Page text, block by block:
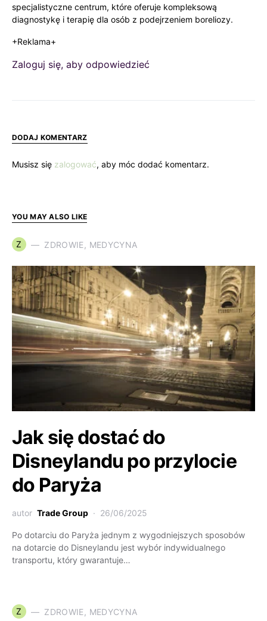
specjalistyczne centrum, które oferuje kompleksową
diagnostykę i terapię dla osób z podejrzeniem boreliozy.
+Reklama+
Zaloguj się, aby odpowiedzieć
DODAJ KOMENTARZ
Musisz się zalogować, aby móc dodać komentarz.
YOU MAY ALSO LIKE
Z ZDROWIE, MEDYCYNA
Jak się dostać do
Disneylandu po przylocie
do Paryża
autor Trade Group 26/06/2025
Po dotarciu do Paryża jednym z wygodniejszych sposobów
na dotarcie do Disneylandu jest wybór indywidualnego
transportu, który gwarantuje…
Z ZDROWIE, MEDYCYNA